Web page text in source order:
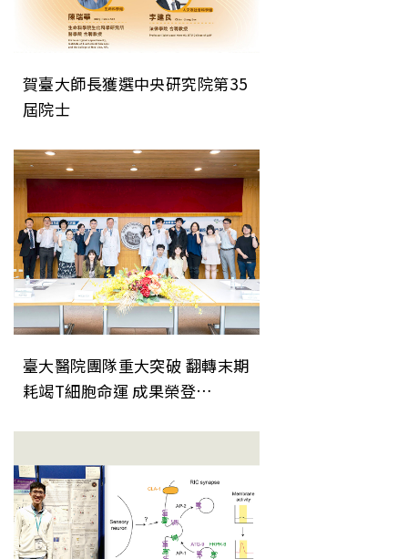
賀臺大師長獲選中央研究院第35
屆院士
臺大醫院團隊重大突破 翻轉末期
耗竭T細胞命運 成果榮登